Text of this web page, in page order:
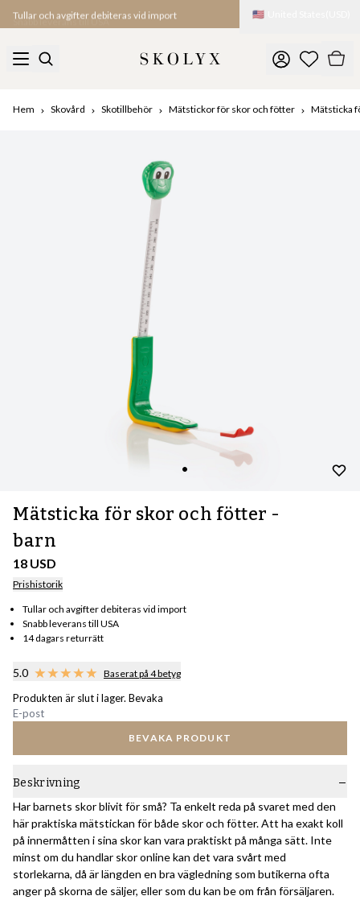
Tullar och avgifter debiteras vid import
Snabb leverans till USA 🇺🇸
Hem Skovård Skotillbehör Mätstickor för skor och fötter Mätsticka
Mätsticka för skor och fötter -
barn
18 USD
Prishistorik
Tullar och avgifter debiteras vid import
Snabb leverans till USA
14 dagars returrätt
5.0 Baserat på 4 betyg
Produkten är slut i lager. Bevaka
BEVAKA PRODUKT
Beskrivning
Har barnets skor blivit för små? Ta enkelt reda på svaret med den
här praktiska mätstickan för både skor och fötter. Att ha exakt koll
på innermåtten i sina skor kan vara praktiskt på många sätt. Inte
minst om du handlar skor online kan det vara svårt med
storlekarna, då är längden en bra vägledning som butikerna ofta
anger på skorna de säljer, eller som du kan be om från försäljaren.